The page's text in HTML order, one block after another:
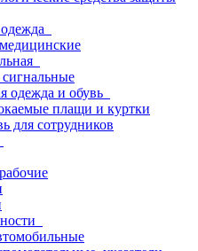
одежда и обувь
плащи и куртки
для сотрудников